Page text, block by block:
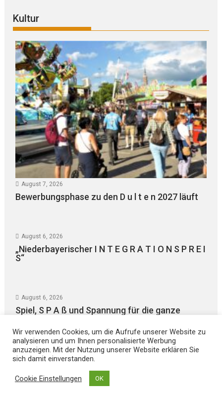
Kultur
August 7, 2026
Bewerbungsphase zu den D u l t e n 2027 läuft
August 6, 2026
„Niederbayerischer I N T E G R A T I O N S P R E I
S“
August 6, 2026
Spiel, S P A ß und Spannung für die ganze
August 5, 2026
Mit dem Fahrrad zu KUNSTWERKEN von Slavko
O B L A K in Landshut
Wir verwenden Cookies, um die Aufrufe unserer Website zu
analysieren und um Ihnen personalisierte Werbung
anzuzeigen. Mit der Nutzung unserer Website erklären Sie
sich damit einverstanden.
Cookie Einstellungen OK